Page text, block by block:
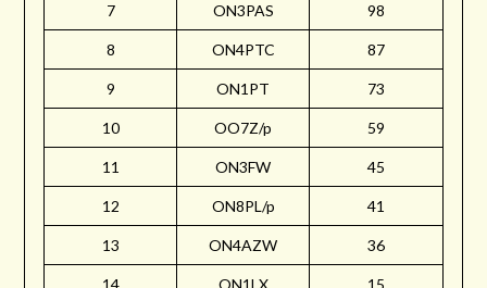
7 ON3PAS 98
8 ON4PTC 87
9 ON1PT 73
10 OO7Z/p 59
11 ON3FW 45
12 ON8PL/p 41
13 ON4AZW 36